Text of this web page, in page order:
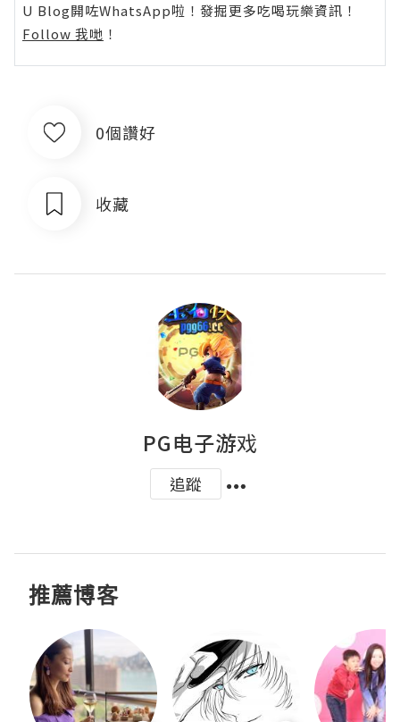
U Blog開咗WhatsApp啦！發掘更多吃喝玩樂資訊！
Follow 我哋 ！
0個讚好
收藏
PG电子游戏
追蹤
推薦博客